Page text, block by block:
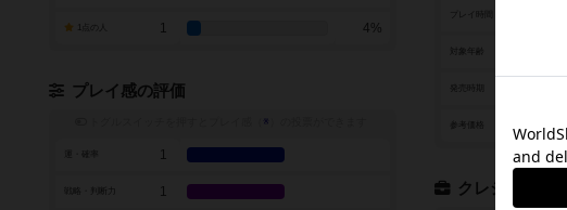
参考価格
クレジット
1 4%
プレイ感の評価
※
1
戦略・判断力 1